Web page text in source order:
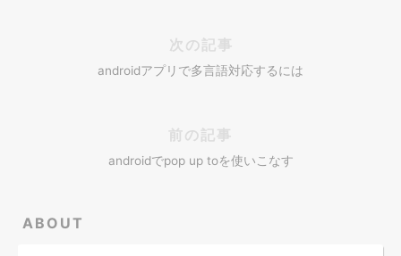
次の記事
androidアプリで多言語対応するには
前の記事
androidでpop up toを使いこなす
ABOUT